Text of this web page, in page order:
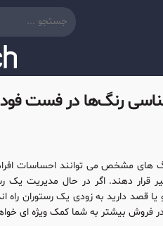
رنگ‌ها در فست فود
های مشخص می توانند احساسات
قرار دهند. اگر در حال مدیریت یک
قصد دارید به زودی یک رستوران راه
فروش بیشتر به شما کمک ویژه ای